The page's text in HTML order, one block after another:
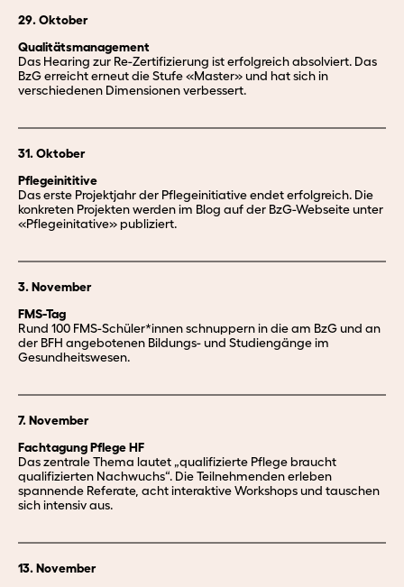
29. Oktober
Qualitätsmanagement
Das Hearing zur Re-Zertifizierung ist erfolgreich absolviert. Das
BzG erreicht erneut die Stufe «Master» und hat sich in
verschiedenen Dimensionen verbessert.
31. Oktober
Pflegeinititive
Das erste Projektjahr der Pflegeinitiative endet erfolgreich. Die
konkreten Projekten werden im Blog auf der BzG-Webseite unter
«Pflegeinitative» publiziert.
3. November
FMS-Tag
Rund 100 FMS-Schüler*innen schnuppern in die am BzG und an
der BFH angebotenen Bildungs- und Studiengänge im
Gesundheitswesen.
7. November
Fachtagung Pflege HF
Das zentrale Thema lautet „qualifizierte Pflege braucht
qualifizierten Nachwuchs“. Die Teilnehmenden erleben
spannende Referate, acht interaktive Workshops und tauschen
sich intensiv aus.
13. November